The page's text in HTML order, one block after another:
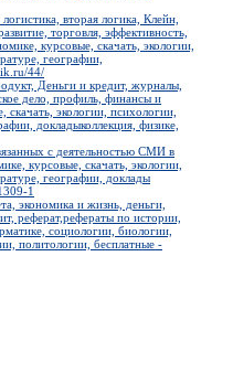
вторая логика, Клейн,
торговля, эффективность,
курсовые, скачать, экологии,
географии,
44/
Деньги и кредит, журналы,
дело, профиль, финансы и
экологии, психологии,
докладыколлекция, физике,
с деятельностью СМИ в
курсовые, скачать, экологии,
географии, доклады
1
экономика и жизнь, деньги,
реферат,рефераты по истории,
социологии, биологии,
политологии, бесплатные -